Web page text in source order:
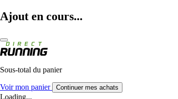
Ajout en cours...
Sous-total du panier
Voir mon panier Continuer mes achats
Loading...